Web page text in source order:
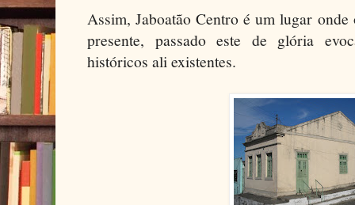
Assim, Jaboatão Centro é um lugar
presente, passado este de glória
históricos ali existentes.